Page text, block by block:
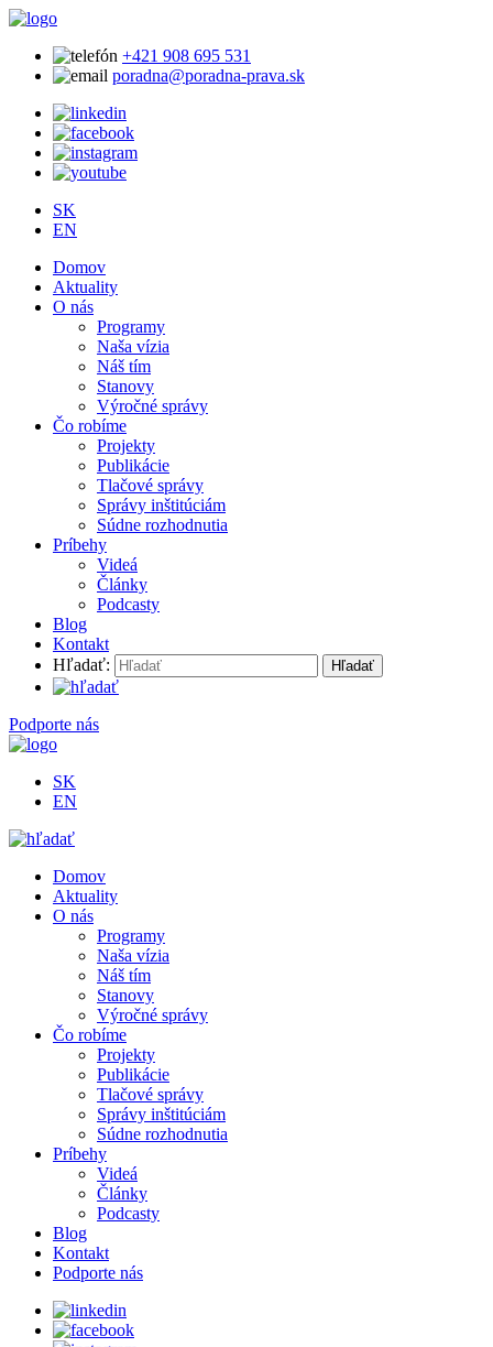
+421 908 695 531
poradna@poradna-prava.sk
SK
EN
Domov
Aktuality
O nás
Programy
Naša vízia
Náš tím
Stanovy
Výročné správy
Čo robíme
Projekty
Publikácie
Tlačové správy
Správy inštitúciám
Súdne rozhodnutia
Príbehy
Videá
Články
Podcasty
Blog
Kontakt
Hľadať:
Podporte nás
SK
EN
Domov
Aktuality
O nás
Programy
Naša vízia
Náš tím
Stanovy
Výročné správy
Čo robíme
Projekty
Publikácie
Tlačové správy
Správy inštitúciám
Súdne rozhodnutia
Príbehy
Videá
Články
Podcasty
Blog
Kontakt
Podporte nás